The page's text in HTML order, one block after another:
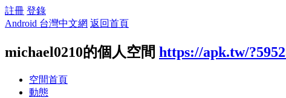
註冊 登錄
Android 台灣中文網 返回首頁
michael0210的個人空間 https://apk.tw/
空間首頁
動態